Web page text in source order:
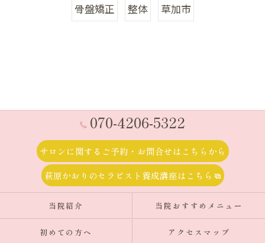
骨盤矯正 整体 草加市
070-4206-5322
サロンに関するご予約・お問合せはこちらから
萩原かおりのセラピスト養成講座はこちら
当院紹介 当院おすすめメニュー
初めての方へ アクセスマップ